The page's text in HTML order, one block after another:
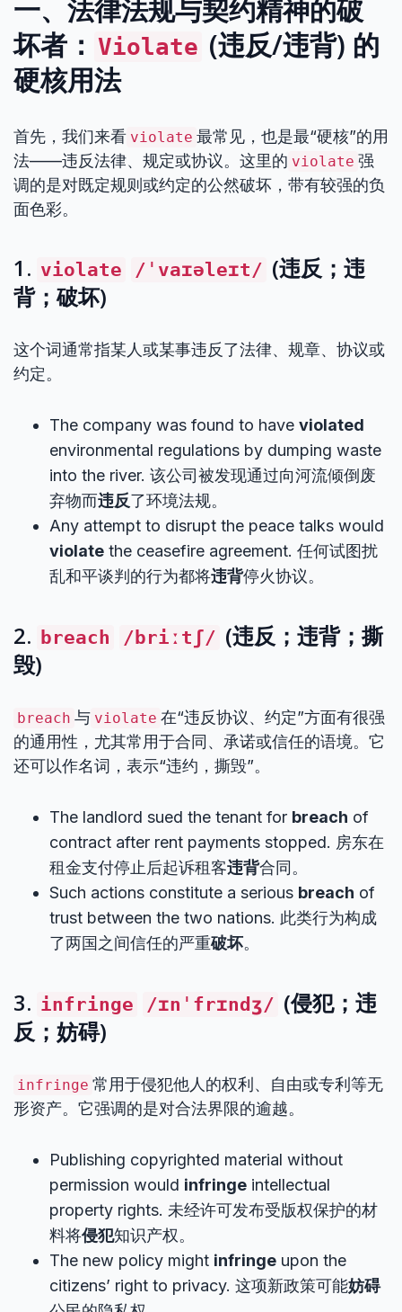
一、法律法规与契约精神的破
坏者： Violate (违反/违背) 的
硬核用法
首先，我们来看 violate 最常见，也是最“硬核”的用
法——违反法律、规定或协议。这里的 violate 强
调的是对既定规则或约定的公然破坏，带有较强的负
面色彩。
1. violate /ˈvaɪəleɪt/ (违反；违
背；破坏)
这个词通常指某人或某事违反了法律、规章、协议或
约定。
The company was found to have violated
environmental regulations by dumping waste
into the river. 该公司被发现通过向河流倾倒废
弃物而违反了环境法规。
Any attempt to disrupt the peace talks would
violate the ceasefire agreement. 任何试图扰
乱和平谈判的行为都将违背停火协议。
2. breach /briːtʃ/ (违反；违背；撕
毁)
breach 与 violate 在“违反协议、约定”方面有很强
的通用性，尤其常用于合同、承诺或信任的语境。它
还可以作名词，表示“违约，撕毁”。
The landlord sued the tenant for breach of
contract after rent payments stopped. 房东在
租金支付停止后起诉租客违背合同。
Such actions constitute a serious breach of
trust between the two nations. 此类行为构成
了两国之间信任的严重破坏。
3. infringe /ɪnˈfrɪndʒ/ (侵犯；违
反；妨碍)
infringe 常用于侵犯他人的权利、自由或专利等无
形资产。它强调的是对合法界限的逾越。
Publishing copyrighted material without
permission would infringe intellectual
property rights. 未经许可发布受版权保护的材
料将侵犯知识产权。
The new policy might infringe upon the
citizens’ right to privacy. 这项新政策可能妨碍